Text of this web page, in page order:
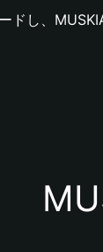
ドし、